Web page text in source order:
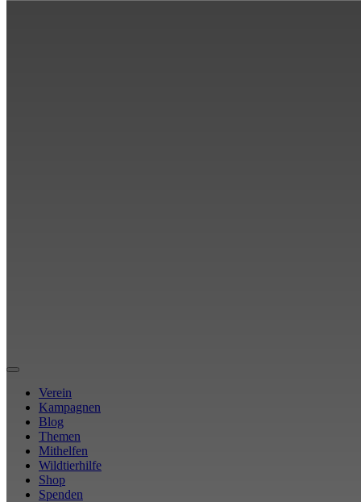
Verein
Kampagnen
Blog
Themen
Mithelfen
Wildtierhilfe
Shop
Spenden